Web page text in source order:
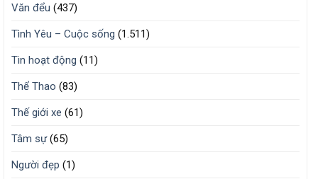
Văn đểu (437)
Tình Yêu – Cuộc sống (1.511)
Tin hoạt động (11)
Thể Thao (83)
Thế giới xe (61)
Tâm sự(65)
Người đẹp (1)